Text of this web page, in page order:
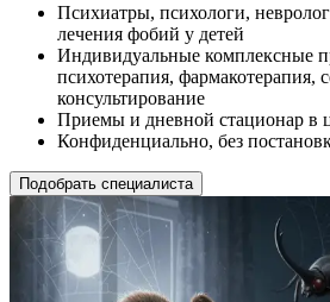
Психиатры, психологи,
лечения фобий у детей
Индивидуальные комплексные
психотерапия, фармакотерапия,
консультирование
Приемы и дневной стационар в
Конфиденциально, без
Подобрать специалиста